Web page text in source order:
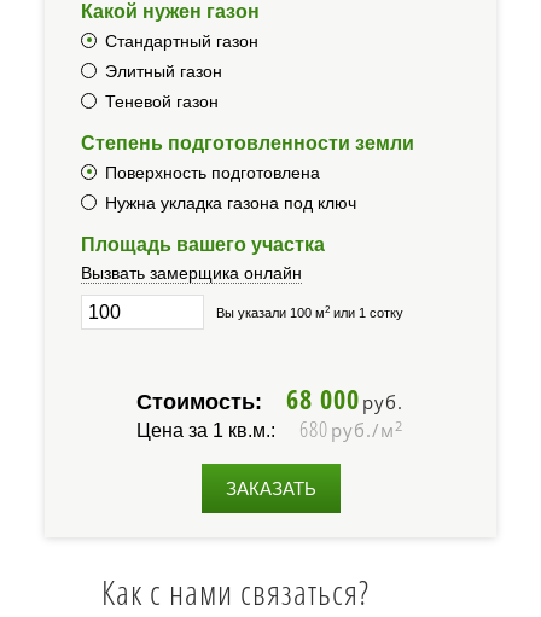
Какой нужен газон
Стандартный газон
Элитный газон
Теневой газон
Степень подготовленности земли
Поверхность подготовлена
Нужна укладка газона под ключ
Площадь вашего участка
Вызвать замерщика онлайн
Вы указали 100 м2 или 1 сотку
Стоимость: 68 000 руб.
Цена за 1 кв.м.: 680 руб./м 2
ЗАКАЗАТЬ
Как с нами связаться?